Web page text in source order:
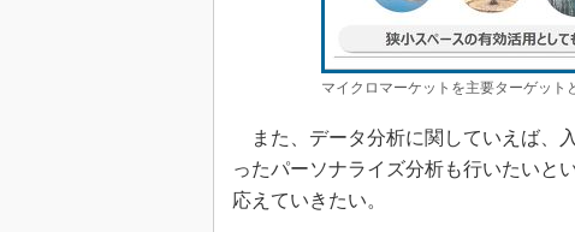
マイクロマーケットを主要ターゲット
また、データ分析に関していえば、
ったパーソナライズ分析も行いたいと
応えていきたい。